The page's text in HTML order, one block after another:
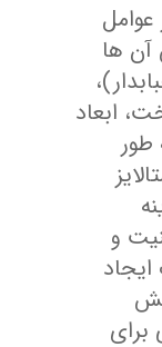
آن ها
ابعاد
و
برای